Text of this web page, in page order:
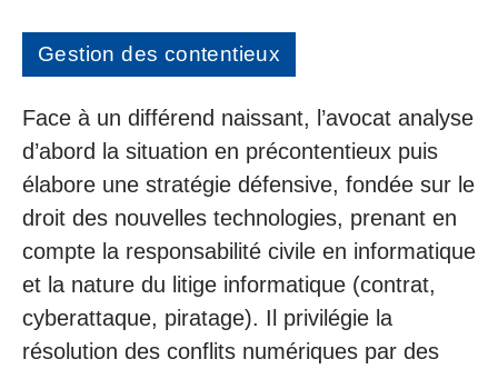
Gestion des contentieux
Face à un différend naissant, l’avocat analyse
d’abord la situation en précontentieux puis
élabore une stratégie défensive, fondée sur le
droit des nouvelles technologies, prenant en
compte la responsabilité civile en informatique
et la nature du litige informatique (contrat,
cyberattaque, piratage). Il privilégie la
résolution des conflits numériques par des